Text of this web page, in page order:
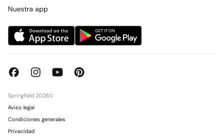
Tiendas
Nuestra app
Springfield 2026©
Aviso legal
Condiciones generales
Privacidad